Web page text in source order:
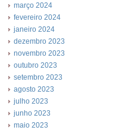
março 2024
fevereiro 2024
janeiro 2024
dezembro 2023
novembro 2023
outubro 2023
setembro 2023
agosto 2023
julho 2023
junho 2023
maio 2023